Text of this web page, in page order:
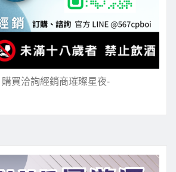
買洽詢經銷商璀璨星夜-